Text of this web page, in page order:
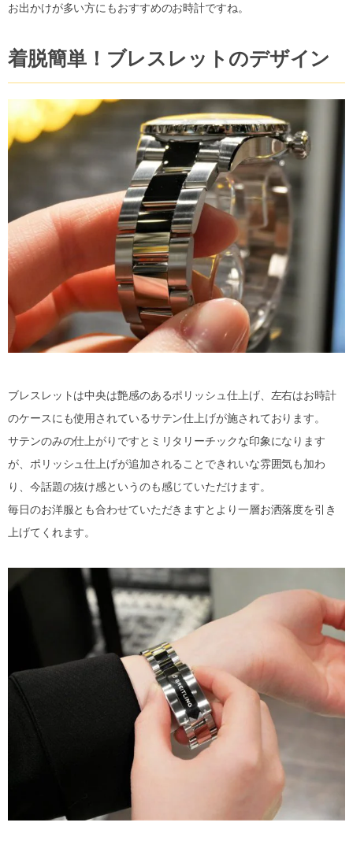
お出かけが多い方にもおすすめのお時計ですね。
着脱簡単！ブレスレットのデザイン
ブレスレットは中央は艶感のあるポリッシュ仕上げ、左右はお時計
のケースにも使用されているサテン仕上げが施されております。
サテンのみの仕上がりですとミリタリーチックな印象になります
が、ポリッシュ仕上げが追加されることできれいな雰囲気も加わ
り、今話題の抜け感というのも感じていただけます。
毎日のお洋服とも合わせていただきますとより一層お洒落度を引き
上げてくれます。